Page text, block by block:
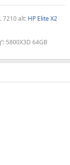
7210 alt: HP Elite X2
5800X3D 64GB